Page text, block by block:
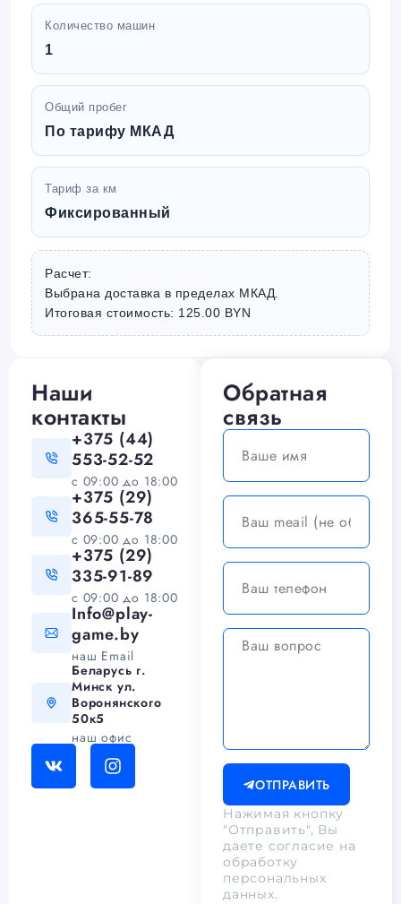
Количество машин
1
Общий пробег
По тарифу МКАД
Тариф за км
Фиксированный
Расчет:
Выбрана доставка в пределах МКАД.
Итоговая стоимость: 125.00 BYN
Наши
контакты
+375 (44)
553-52-52
c 09:00 до 18:00
+375 (29)
365-55-78
c 09:00 до 18:00
+375 (29)
335-91-89
c 09:00 до 18:00
Info@play-
game.by
наш Email
Беларусь г.
Минск ул.
Воронянского
50к5
наш офис
Обратная
связь
ОТПРАВИТЬ
Нажимая кнопку
"Отправить", Вы
даете согласие на
обработку
персональных
данных.